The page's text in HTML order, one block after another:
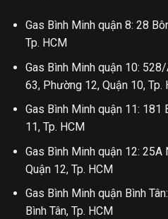
Gas Bình Minh quận 8: 28
Tp. HCM
Gas Bình Minh quận 10:
63, Phường 12, Quận 10, Tp.
Gas Bình Minh quận 11: 181
11, Tp. HCM
Gas Bình Minh quận 12: 25A
Quận 12, Tp. HCM
Gas Bình Minh quận Bình
Bình Tân, Tp. HCM